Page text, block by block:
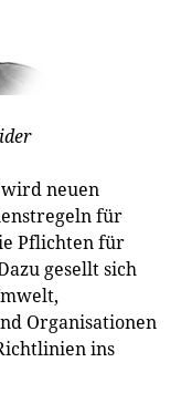
wird neuen
für
Pflichten für
gesellt sich
Organisationen
ins